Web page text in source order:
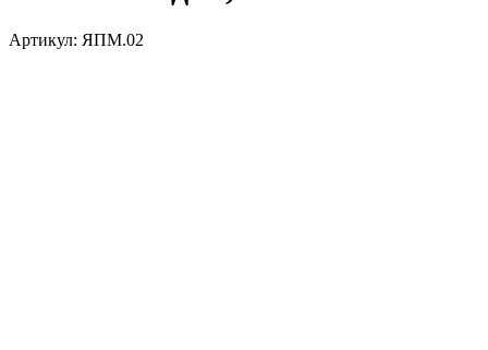
Артикул: ЯПМ.02